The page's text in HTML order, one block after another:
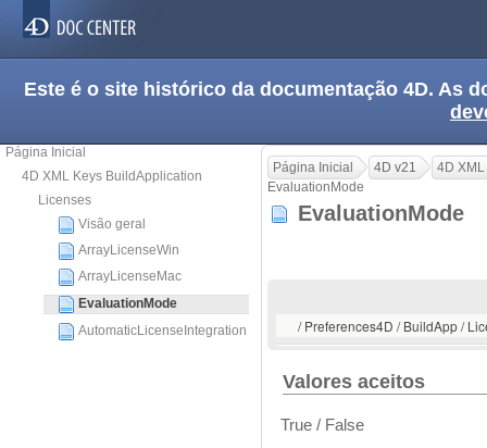
Este é o site histórico da documentação 4D. As
Página Inicial
4D XML Keys BuildApplication
Licenses
Visão geral
ArrayLicenseWin
ArrayLicenseMac
EvaluationMode
AutomaticLicenseIntegration
Página Inicial 4D v21
4D
EvaluationMode
EvaluationMode
/ Preferences4D / BuildApp /
Valores aceitos
True / False